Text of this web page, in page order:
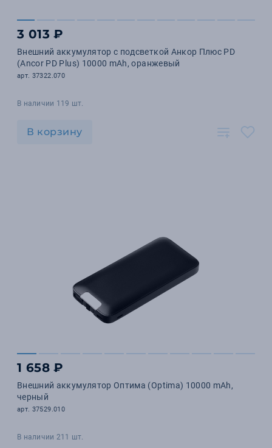
3 013 ₽
Внешний аккумулятор с подсветкой Анкор Плюс PD
(Ancor PD Plus) 10000 mAh, оранжевый
арт. 37322.070
В наличии 119 шт.
В корзину
1 658 ₽
Внешний аккумулятор Оптима (Optima) 10000 mAh,
черный
арт. 37529.010
В наличии 211 шт.